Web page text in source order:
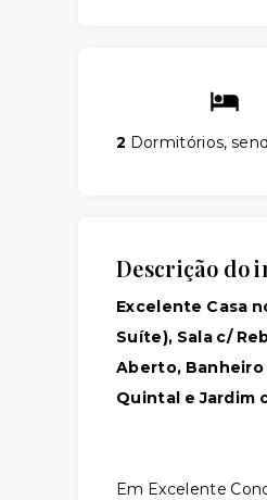
2 Dormitórios,
Descrição do
Excelente Casa
Suíte), Sala c/
Aberto, Banheiro
Quintal e Jardim
Em Excelente